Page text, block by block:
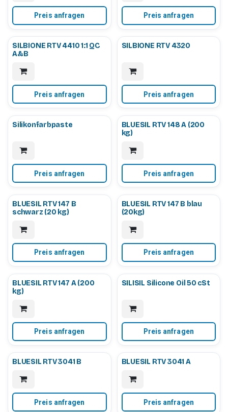
Preis anfragen Preis anfragen
SILBIONE RTV 4410 1:1 QC
A&B
Preis anfragen
SILBIONE RTV 4320
Preis anfragen
Silikonfarbpaste
Preis anfragen
BLUESIL RTV 148 A (200
kg)
Preis anfragen
BLUESIL RTV 147 B
schwarz (20 kg)
Preis anfragen
BLUESIL RTV 147 B blau
(20kg)
Preis anfragen
BLUESIL RTV 147 A (200
kg)
Preis anfragen
SILISIL Silicone Oil 50 cSt
Preis anfragen
BLUESIL RTV 3041 B
Preis anfragen
BLUESIL RTV 3041 A
Preis anfragen